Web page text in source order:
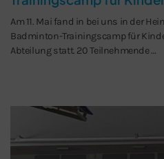
Am 11. Mai fand in bei uns in der
Badminton-Trainingscamp für
Abteilung statt. 20 Teilnehmende …